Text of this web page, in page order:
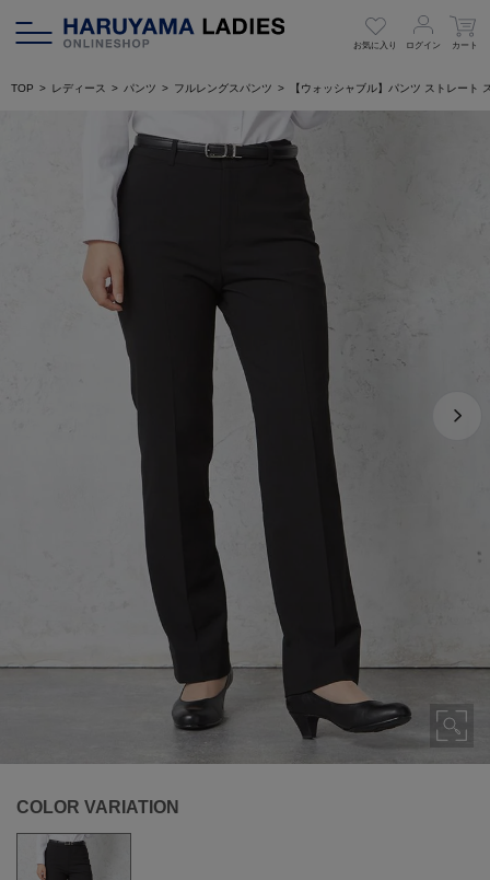
お気に入り ログイン カート
TOP レディース パンツ フルレングスパンツ 【ウォッシャブル】パンツ ストレート
COLOR VARIATION